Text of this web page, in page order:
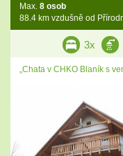
Max. 8 osob
88.4 km vzdušně od
3x
„Chata v CHKO Blaník s